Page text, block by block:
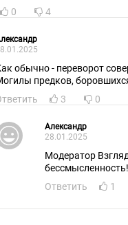
0 4
обычно - переворот
предков,
3 0
Александр
28.01.2025
Модератор
Ответить
1